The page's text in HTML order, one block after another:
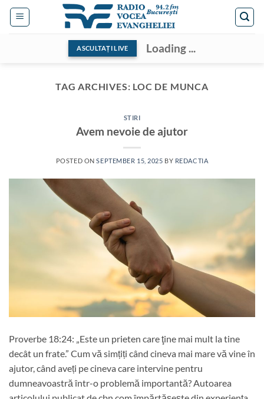
Skip
ASCULTAȚI LIVE Loading ...
TAG ARCHIVES: LOC DE MUNCA
STIRI
Avem nevoie de ajutor
POSTED ONSEPTEMBER 15, 2025 BY REDACTIA
Proverbe 18:24: „Este un prieten care ţine mai mult la tine
decât un frate.” Cum vă simțiți când cineva mai mare vă vine în
ajutor, când aveți pe cineva care intervine pentru
dumneavoastră într-o problemă importantă? Autoarea